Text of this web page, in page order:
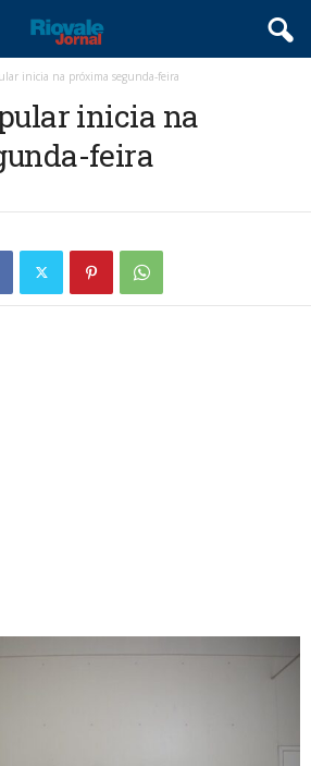
inicia na próxima segunda-feira
inicia na
feira